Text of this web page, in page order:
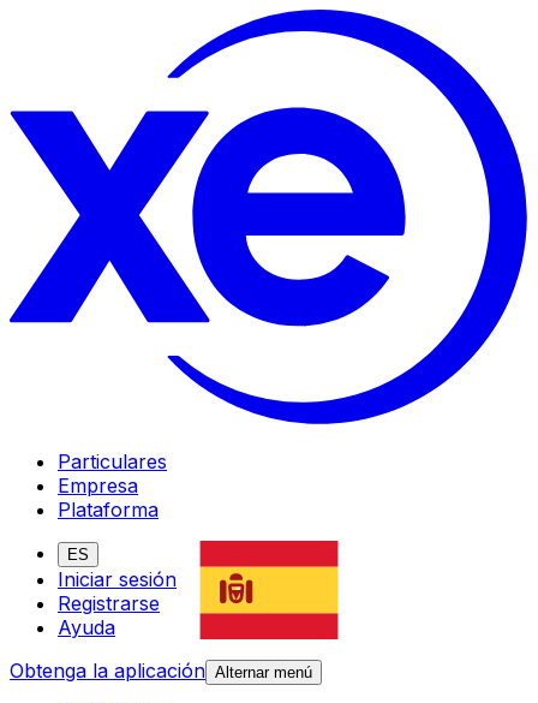
Particulares
Empresa
Plataforma
ES
Iniciar sesión
Registrarse
Ayuda
Obtenga la aplicación Alternar menú